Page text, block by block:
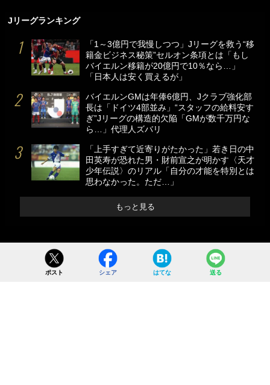
Jリーグランキング
「1～3億円で我慢しつつ」Jリーグを救う“移
籍金ビジネス秘策”セルオン条項とは「もし
バイエルン移籍が20億円で10％なら…」
「日本人は安く買えるが」
バイエルンGMは年俸6億円、Jクラブ強化部
長は「ドイツ4部並み」“スタッフの給料安す
ぎ”Jリーグの構造的欠陥「GMが数千万円な
ら…」代理人ズバリ
「上手すぎて近寄りがたかった」若き日の中
田英寿が恐れた男・財前宣之が明かす〈天才
少年伝説〉のリアル「自分の才能を特別とは
思わなかった。ただ…」
もっと見る
ポスト シェア はてな 送る